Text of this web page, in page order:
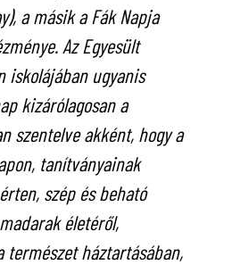
a másik a Fák Napja
Az Egyesült
iskolájában ugyanis
kizárólagosan a
szentelve akként, hogy a
tanítványainak
szép és beható
életéről,
természet háztartásában,